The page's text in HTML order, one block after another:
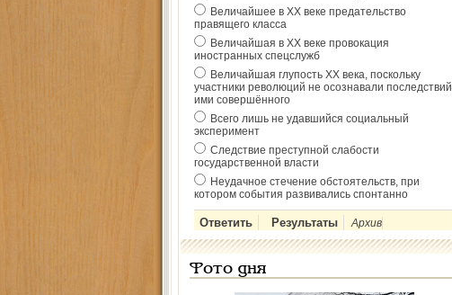
Величайшее в ХХ веке предательство
правящего класса
Величайшая в ХХ веке провокация
иностранных спецслужб
Величайшая глупость ХХ века, поскольку
участники революций не осознавали последствий
ими совершённого
Всего лишь не удавшийся социальный
эксперимент
Следствие преступной слабости
государственной власти
Неудачное стечение обстоятельств, при
котором события развивались спонтанно
Архив
Фото дня